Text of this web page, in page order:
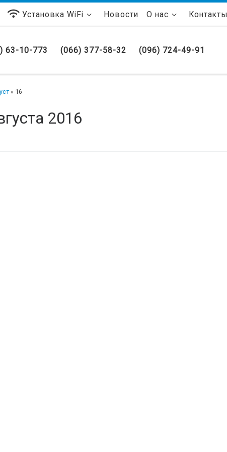
Установка WiFi Новости О нас Контакты
63-10-773 (066) 377-58-32 (096) 724-49-91
» 16
2016